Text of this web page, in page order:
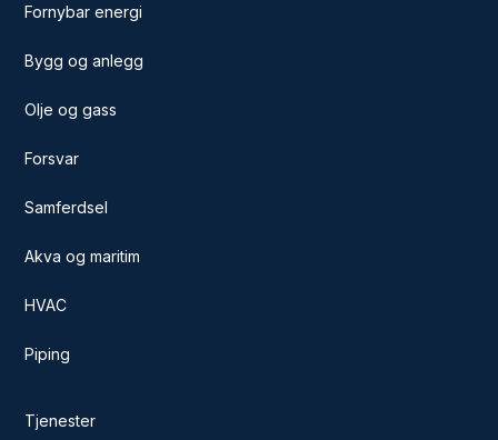
Fornybar energi
Bygg og anlegg
Olje og gass
Forsvar
Samferdsel
Akva og maritim
HVAC
Piping
Tjenester